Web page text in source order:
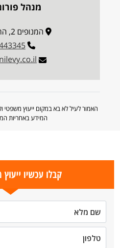
מנהל
המנופים 2, הרצליה פיתוח
האמור לעיל לא בא במקום ייעוץ
המידע באחריות
קבלו עכשיו